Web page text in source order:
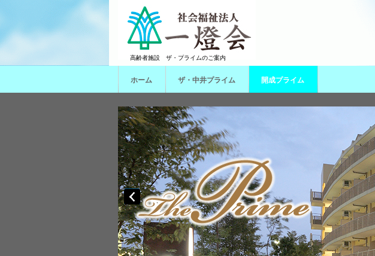
高齢者施設 ザ・プライムのご案内
ホーム ザ・中井プライム 開成プライム